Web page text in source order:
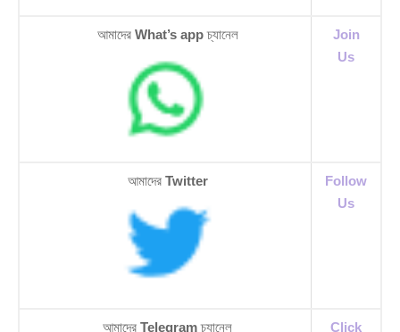
আমাদের What’s app চ্যানেল
Join
Us
আমাদের Twitter
Follow
Us
আমাদের Telegramচ্যানেল
Click